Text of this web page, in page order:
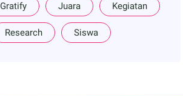
Gratify Juara Kegiatan
Research Siswa